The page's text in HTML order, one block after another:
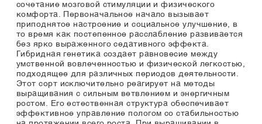
сочетание мозговой стимуляции и физического
комфорта. Первоначальное начало вызывает
приподнятое настроение и социальное улучшение, в
то время как постепенное расслабление развивается
без ярко выраженного седативного эффекта.
Гибридная генетика создает равновесие между
умственной вовлеченностью и физической легкостью,
подходящее для различных периодов деятельности.
Этот сорт исключительно реагирует на методы
выращивания с сильным ветвлением и энергичным
ростом. Его естественная структура обеспечивает
эффективное управление пологом со стабильностью